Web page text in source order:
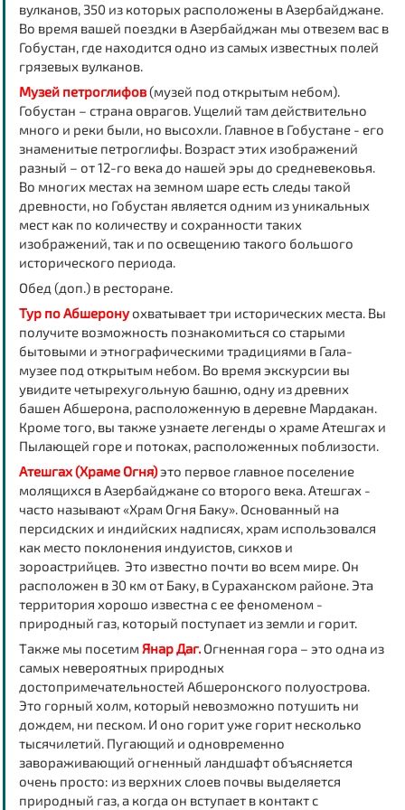
вулканов, 350 из которых расположены в Азербайджане.
Во время вашей поездки в Азербайджан мы отвезем вас в
Гобустан, где находится одно из самых известных полей
грязевых вулканов.
Музей петроглифов(музей под открытым небом).
Гобустан – страна оврагов. Ущелий там действительно
много и реки были, но высохли. Главное в Гобустане - его
знаменитые петроглифы. Возраст этих изображений
разный – от 12-го века до нашей эры до средневековья.
Во многих местах на земном шаре есть следы такой
древности, но Гобустан является одним из уникальных
мест как по количеству и сохранности таких
изображений, так и по освещению такого большого
исторического периода.
Обед (доп.) в ресторане.
Тур по Абшеронуохватывает три исторических места. Вы
получите возможность познакомиться со старыми
бытовыми и этнографическими традициями в Гала-
музее под открытым небом. Во время экскурсии вы
увидите четырехугольную башню, одну из древних
башен Абшерона, расположенную в деревне Мардакан.
Кроме того, вы также узнаете легенды о храме Атешгах и
Пылающей горе и потоках, расположенных поблизости.
Атешгах (Храме Огня)это первое главное поселение
молящихся в Азербайджане со второго века. Атешгах -
часто называют «Храм Огня Баку». Основанный на
персидских и индийских надписях, храм использовался
как место поклонения индуистов, сикхов и
зороастрийцев. Это известно почти во всем мире. Он
расположен в 30 км от Баку, в Сураханском районе. Эта
территория хорошо известна с ее феноменом -
природный газ, который поступает из земли и горит.
Также мы посетим Янар Даг. Огненная гора – это одна из
самых невероятных природных
достопримечательностей Абшеронского полуострова.
Это горный холм, который невозможно потушить ни
дождем, ни песком. И оно горит уже горит несколько
тысячилетий. Пугающий и одновременно
завораживающий огненный ландшафт объясняется
очень просто: из верхних слоев почвы выделяется
природный газ, а когда он вступает в контакт с